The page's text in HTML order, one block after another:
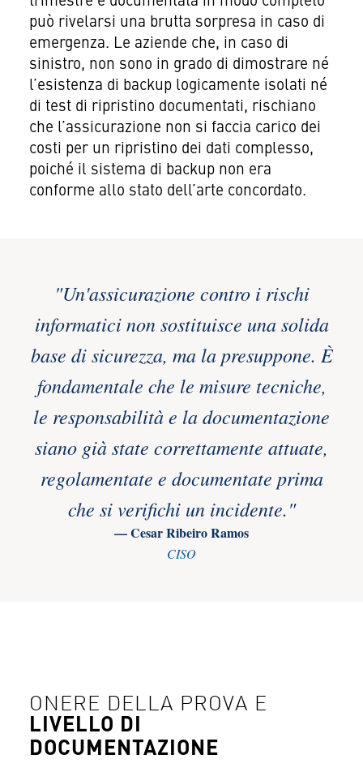
può rivelarsi una brutta sorpresa in caso di
emergenza. Le aziende che, in caso di
sinistro, non sono in grado di dimostrare né
l’esistenza di backup logicamente isolati né
di test di ripristino documentati, rischiano
che l’assicurazione non si faccia carico dei
costi per un ripristino dei dati complesso,
poiché il sistema di backup non era
conforme allo stato dell’arte concordato.
"Un'assicurazione contro i rischi
informatici non sostituisce una solida
base di sicurezza, ma la presuppone. È
fondamentale che le misure tecniche,
le responsabilità e la documentazione
siano già state correttamente attuate,
regolamentate e documentate prima
che si verifichi un incidente."
— Cesar Ribeiro Ramos
CISO
ONERE DELLA PROVA E
LIVELLO DI
DOCUMENTAZIONE